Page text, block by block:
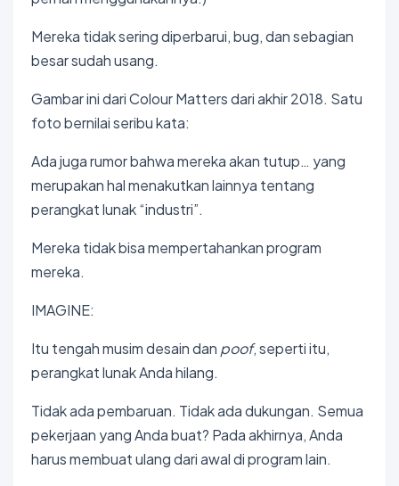
Mereka tidak sering diperbarui, bug, dan sebagian
besar sudah usang.
Gambar ini dari Colour Matters dari akhir 2018. Satu
foto bernilai seribu kata:
Ada juga rumor bahwa mereka akan tutup… yang
merupakan hal menakutkan lainnya tentang
perangkat lunak “industri”.
Mereka tidak bisa mempertahankan program
mereka.
IMAGINE:
Itu tengah musim desain dan poof, seperti itu,
perangkat lunak Anda hilang.
Tidak ada pembaruan. Tidak ada dukungan. Semua
pekerjaan yang Anda buat? Pada akhirnya, Anda
harus membuat ulang dari awal di program lain.